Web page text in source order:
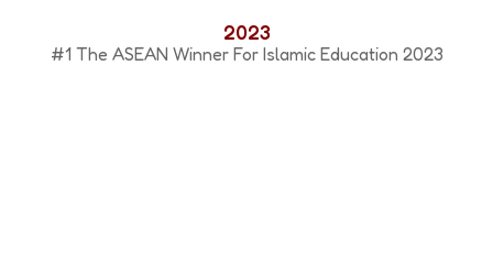
2023
#1 The ASEAN Winner For Islamic Education 2023